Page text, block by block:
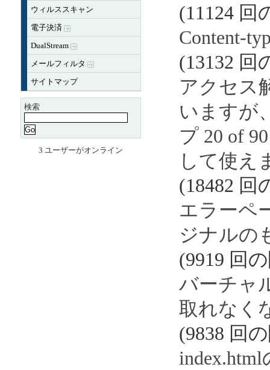
ウィルススキャン
電子決済
DualStream
メールフィルタ
サイトマップ
検索
3 ユーザーがオンライン
(11124 回
Content-
(13132 回
アクセス
いますが
プ 20 of
して使え
(18482 回
エラーペ
ジナルの
(9919 回
バーチャ
取れなく
(9838 回